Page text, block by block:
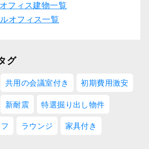
フィス建物一覧
オフィス一覧
グ
共用の会議室付き 初期費用激安
新耐震 特選掘り出し物件
ラウンジ 家具付き